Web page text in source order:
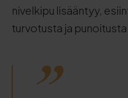
nivelkipu lisääntyy,
turvotusta ja